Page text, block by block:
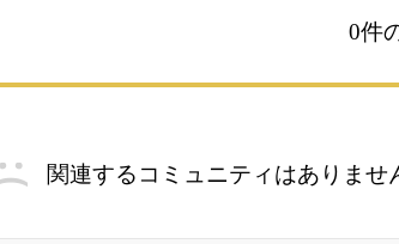
0件
関連するコミュニティはありませ